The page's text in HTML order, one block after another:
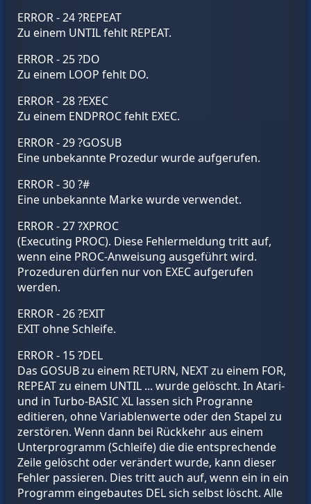
ERROR - 24 ?REPEAT
Zu einem UNTIL fehlt REPEAT.
ERROR - 25 ?DO
Zu einem LOOP fehlt DO.
ERROR - 28 ?EXEC
Zu einem ENDPROC fehlt EXEC.
ERROR - 29 ?GOSUB
Eine unbekannte Prozedur wurde aufgerufen.
ERROR - 30 ?#
Eine unbekannte Marke wurde verwendet.
ERROR - 27 ?XPROC
(Executing PROC). Diese Fehlermeldung tritt auf,
wenn eine PROC-Anweisung ausgeführt wird.
Prozeduren dürfen nur von EXEC aufgerufen
werden.
ERROR - 26 ?EXIT
EXIT ohne Schleife.
ERROR - 15 ?DEL
Das GOSUB zu einem RETURN, NEXT zu einem FOR,
REPEAT zu einem UNTIL ... wurde gelöscht. In Atari-
und in Turbo-BASIC XL lassen sich Progranne
editieren, ohne Variablenwerte oder den Stapel zu
zerstören. Wenn dann bei Rückkehr aus einem
Unterprogramm (Schleife) die die entsprechende
Zeile gelöscht oder verändert wurde, kann dieser
Fehler passieren. Dies tritt auch auf, wenn ein in ein
Programm eingebautes DEL sich selbst löscht. Alle